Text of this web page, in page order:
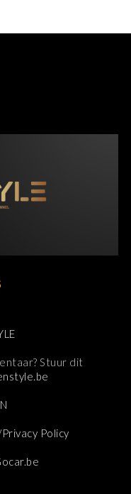
Stuur dit
Policy